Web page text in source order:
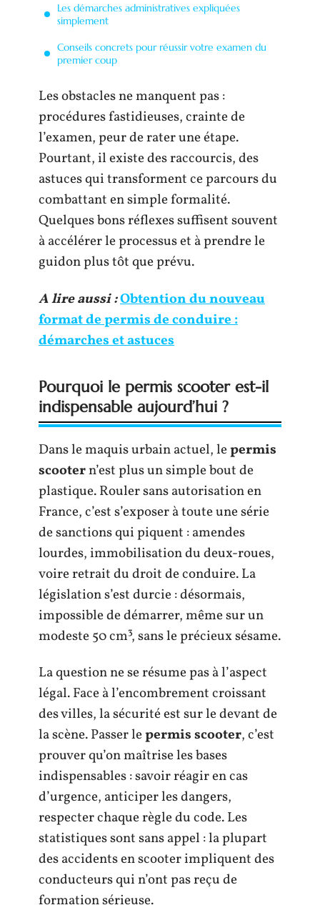
Les démarches administratives expliquées
simplement
Conseils concrets pour réussir votre examen du
premier coup
Les obstacles ne manquent pas :
procédures fastidieuses, crainte de
l’examen, peur de rater une étape.
Pourtant, il existe des raccourcis, des
astuces qui transforment ce parcours du
combattant en simple formalité.
Quelques bons réflexes suffisent souvent
à accélérer le processus et à prendre le
guidon plus tôt que prévu.
A lire aussi :Obtention du nouveau
format de permis de conduire :
démarches et astuces
Pourquoi le permis scooter est-il
indispensable aujourd’hui ?
Dans le maquis urbain actuel, lepermis
scootern’est plus un simple bout de
plastique. Rouler sans autorisation en
France, c’est s’exposer à toute une série
de sanctions qui piquent : amendes
lourdes, immobilisation du deux-roues,
voire retrait du droit de conduire. La
législation s’est durcie : désormais,
impossible de démarrer, même sur un
modeste 50 cm³, sans le précieux sésame.
La question ne se résume pas à l’aspect
légal. Face à l’encombrement croissant
des villes, la sécurité est sur le devant de
la scène. Passer lepermis scooter, c’est
prouver qu’on maîtrise les bases
indispensables : savoir réagir en cas
d’urgence, anticiper les dangers,
respecter chaque règle du code. Les
statistiques sont sans appel : la plupart
des accidents en scooter impliquent des
conducteurs qui n’ont pas reçu de
formation sérieuse.